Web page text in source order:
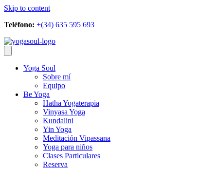
Skip to content
Teléfono: +(34) 635 595 693
Yoga Soul
Sobre mí
Equipo
Be Yoga
Hatha Yogaterapia
Vinyasa Yoga
Kundalini
Yin Yoga
Meditación Vipassana
Yoga para niños
Clases Particulares
Reserva